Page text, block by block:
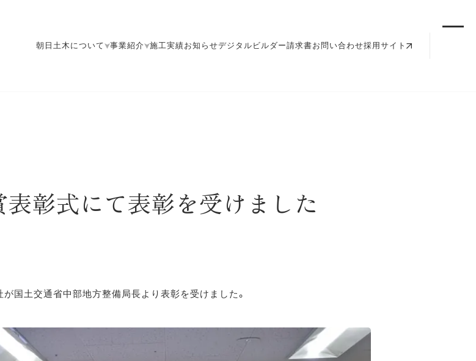
朝日土木について 事業紹介 施工実績お知らせデジタルビルダー請求書お問い合わせ採用サイト
彰式にて表彰を受けました
国土交通省中部地方整備局長より表彰を受けました。